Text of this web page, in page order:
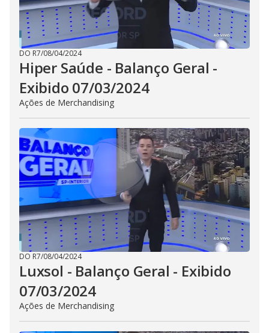
DO R7/08/04/2024
Hiper Saúde - Balanço Geral -
Exibido 07/03/2024
Ações de Merchandising
DO R7/08/04/2024
Luxsol - Balanço Geral - Exibido
07/03/2024
Ações de Merchandising